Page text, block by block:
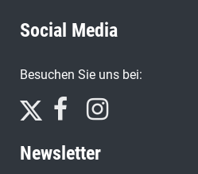
Social Media
Besuchen Sie uns bei:
Newsletter